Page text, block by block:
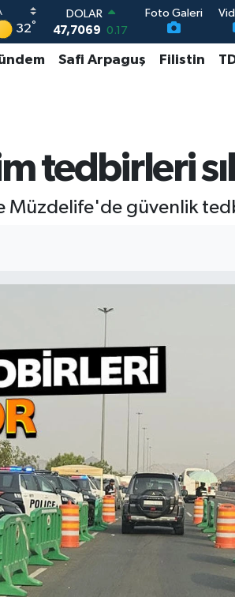
32°
DOLAR
47,7069 0.17
EURO
55,0265 0.01
13.887
64
Foto Galeri
Safi Arpaguş Filistin
tedbirleri
güvenlik